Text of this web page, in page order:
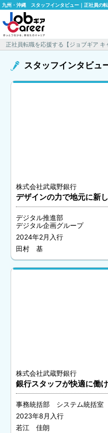
九州・沖縄 スタッフインタビュー｜正社員の
正社員転職を応援する【ジョブギア キ
スタッフインタビュ
株式会社武蔵野銀行
デザインの力で地元に新
デジタル推進部
デジタル企画グループ
2024年2月入行
田村 基
株式会社武蔵野銀行
銀行スタッフが快適に働
事務統括部 システム統括室
2023年8月入行
若江 佳朗